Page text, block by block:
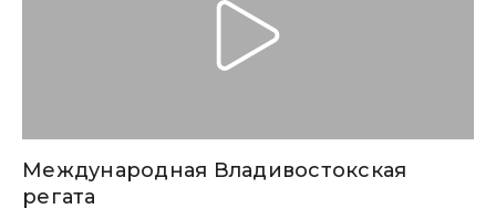
Международная Владивостокская
регата